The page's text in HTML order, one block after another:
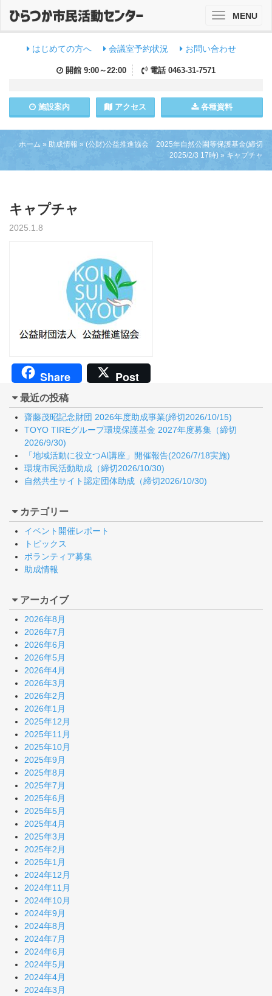
はじめての方へ 会議室予約状況 お問い合わせ
開館 9:00～22:00 電話 0463-31-7571
施設案内 アクセス 各種資料
ToggleMENU
ホーム » 助成情報 » (公財)公益推進協会 2025年自然公園等保護基金(締切
2025/2/3 17時) » キャプチャ
キャプチャ
2025.1.8
Share Post
最近の投稿
齋藤茂昭記念財団 2026年度助成事業(締切2026/10/15)
TOYO TIREグループ環境保護基金 2027年度募集（締切
2026/9/30)
「地域活動に役立つAI講座」開催報告(2026/7/18実施)
環境市民活動助成（締切2026/10/30)
自然共生サイト認定団体助成（締切2026/10/30)
カテゴリー
イベント開催レポート
トピックス
ボランティア募集
助成情報
アーカイブ
2026年8月
2026年7月
2026年6月
2026年5月
2026年4月
2026年3月
2026年2月
2026年1月
2025年12月
2025年11月
2025年10月
2025年9月
2025年8月
2025年7月
2025年6月
2025年5月
2025年4月
2025年3月
2025年2月
2025年1月
2024年12月
2024年11月
2024年10月
2024年9月
2024年8月
2024年7月
2024年6月
2024年5月
2024年4月
2024年3月